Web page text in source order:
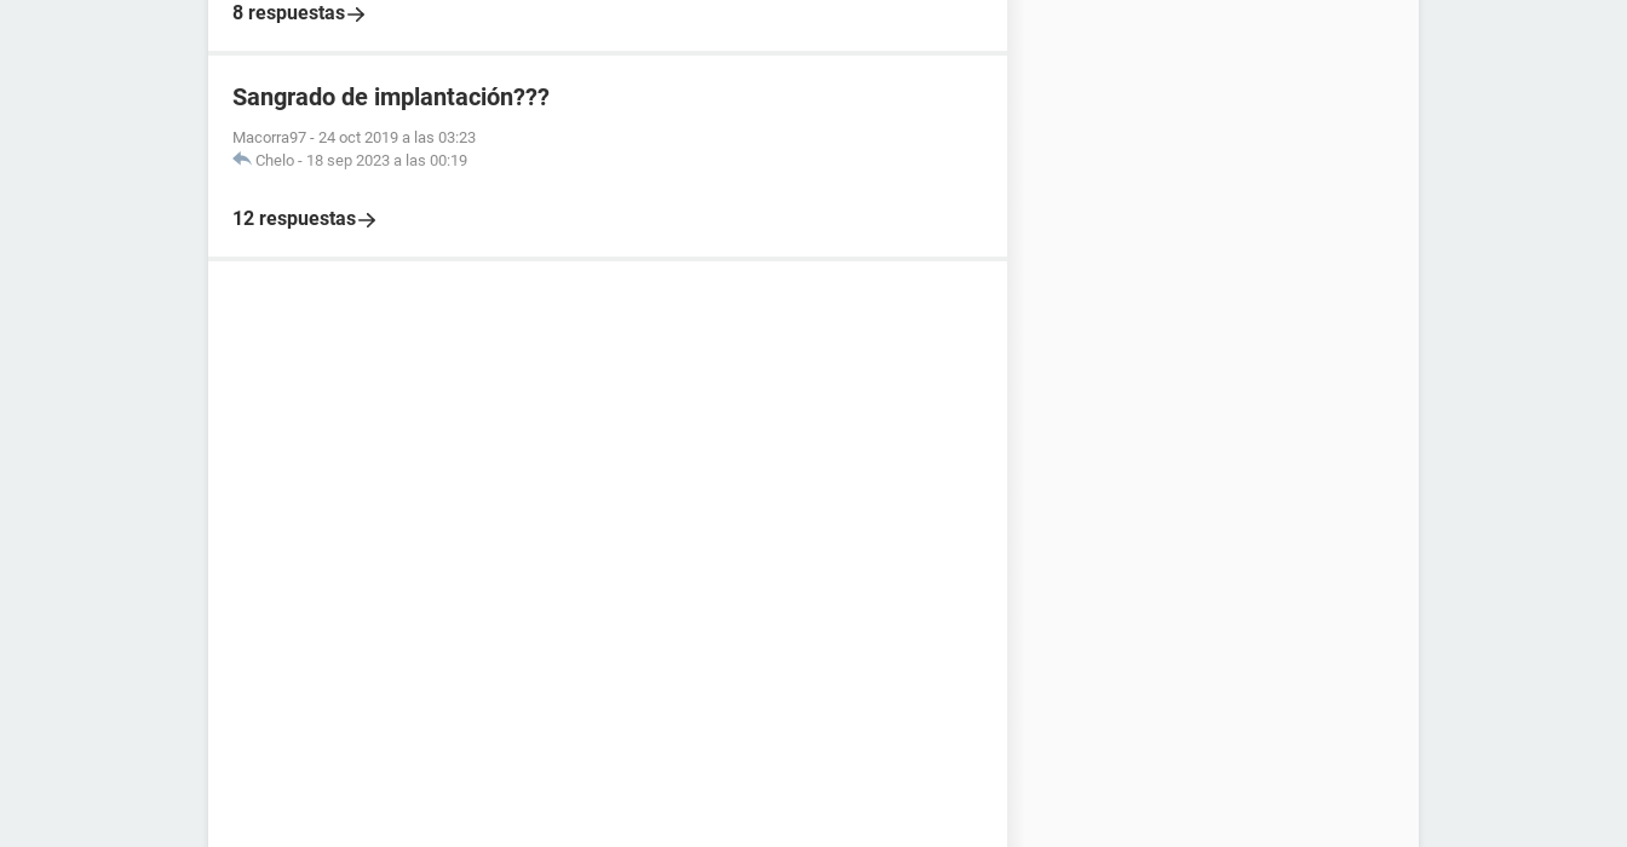
8 respuestas
Sangrado de implantación???
Macorra97 - 24 oct 2019 a las 03:23
Chelo - 18 sep 2023 a las 00:19
12 respuestas